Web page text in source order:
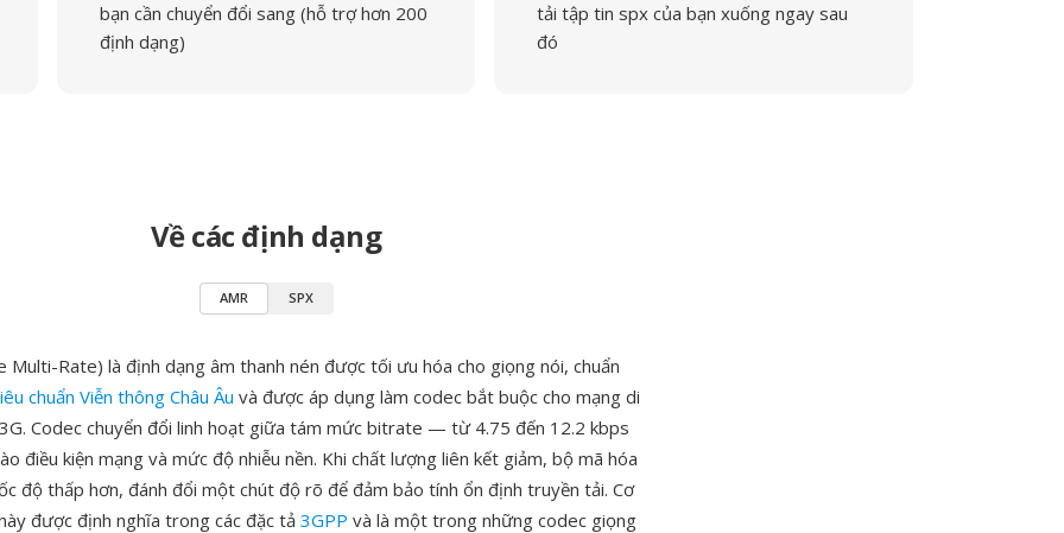
bạn cần chuyển đổi sang (hỗ trợ hơn 200
định dạng)
tải tập tin spx của bạn xuống ngay sau
đó
Về các định dạng
AMR SPX
Multi-Rate) là định dạng âm thanh nén được tối ưu hóa cho giọng nói, chuẩn
chuẩn Viễn thông Châu Âu và được áp dụng làm codec bắt buộc cho mạng di
Codec chuyển đổi linh hoạt giữa tám mức bitrate — từ 4.75 đến 12.2 kbps
điều kiện mạng và mức độ nhiễu nền. Khi chất lượng liên kết giảm, bộ mã hóa
độ thấp hơn, đánh đổi một chút độ rõ để đảm bảo tính ổn định truyền tải. Cơ
được định nghĩa trong các đặc tả 3GPP và là một trong những codec giọng